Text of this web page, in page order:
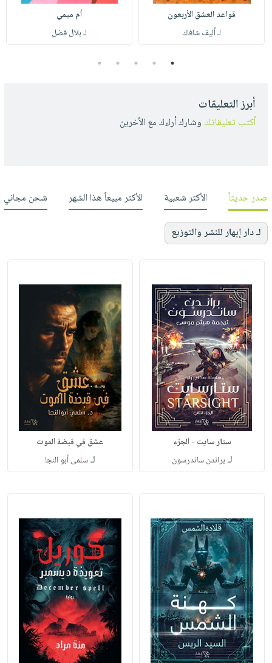
قواعد العشق الأربعون
لـ أليف شافاك
أم ميمي
لـ بلال فضل
1
2
3
4
5
أبرز التعليقات
أكتب تعليقاتك وشارك أراءك مع الأخرين
صدر حديثاً الأكثر شعبية الأكثر مبيعاً هذا الشهر شحن مجاني
لـ دار إبهار للنشر والتوزيع
ستار سايت - الجزء
لـ براندن ساندرسون
عشق في قبضة الموت
لـسلمى أبو النجا